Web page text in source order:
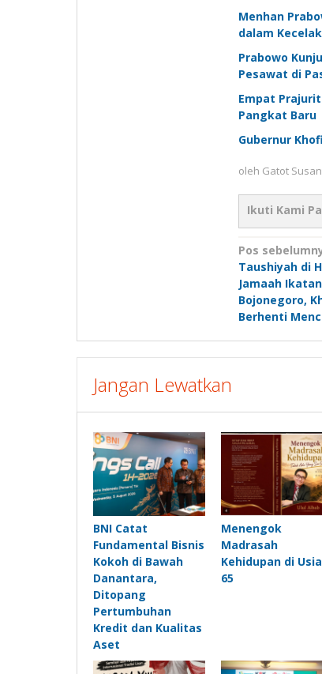
Menhan
dalam
Prabowo
Pesawat di
Empat
Pangkat Baru
Gubernur
oleh Gatot
Ikuti Kami
pos
Pos
Taushiyah di
Jamaah
Bojonegoro,
Berhenti
Jangan Lewatkan
BNI Catat
Fundamental Bisnis
Kokoh di Bawah
Danantara,
Ditopang
Pertumbuhan
Kredit dan Kualitas
Aset
Menengok
Madrasah
Kehidupan di Usia
65